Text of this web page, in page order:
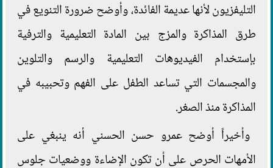
التليفزيون لأنها عديمة الفائدة، وأوضح ضرورة التنويع في
طرق المذاكرة والمزج بين المادة التعليمية والترفية
بإستخدام الفيديوهات التعليمية والرسم والتلوين
والمجسمات التي تساعد الطفل على الفهم وتحبيبه في
المذاكرة منذ الصغر.
وأخيراً أوضح عمرو حسن الحسني أنه ينبغي على
الأمهات الحرص على أن تكون الإضاءة ووضعيات جلوس